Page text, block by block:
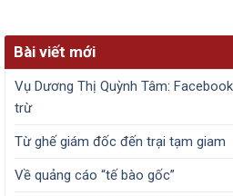
Bài viết mới
Vụ Dương Thị Quỳnh Tâm:
trừ
Từ ghế giám đốc đến trại tạm giam
Về quảng cáo “tế bào gốc”